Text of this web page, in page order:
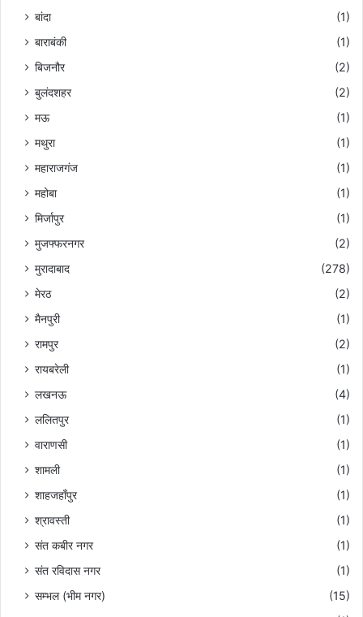
बांदा
(1)
बाराबंकी
(1)
बिजनौर
(2)
बुलंदशहर
(2)
मऊ
(1)
मथुरा
(1)
महाराजगंज
(1)
महोबा
(1)
मिर्जापुर
(1)
मुजफ्फरनगर
(2)
मुरादाबाद
(278)
मेरठ
(2)
मैनपुरी
(1)
रामपुर
(2)
रायबरेली
(1)
लखनऊ
(4)
ललितपुर
(1)
वाराणसी
(1)
शामली
(1)
शाहजहाँपुर
(1)
श्रावस्ती
(1)
संत कबीर नगर
(1)
संत रविदास नगर
(1)
सम्भल (भीम नगर)
(15)